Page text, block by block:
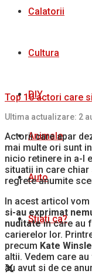
Calatorii
Cultura
DIY
Animale
Auto
Stiati ca?
Top 10 actori care
Ultima actualizare: 2
Actorii care apar
mai multe ori sunt
nicio retinere in a-l
situatii in care
regrete anumite
In acest articol
si-au exprimat
nuditatein care au
carierelor lor.
precum Kate
altii. Vedem care
au avut si de ce